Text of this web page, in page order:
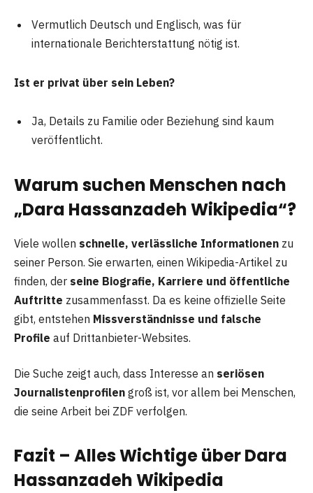
Vermutlich Deutsch und Englisch, was für
internationale Berichterstattung nötig ist.
Ist er privat über sein Leben?
Ja, Details zu Familie oder Beziehung sind kaum
veröffentlicht.
Warum suchen Menschen nach
„Dara Hassanzadeh Wikipedia“?
Viele wollen schnelle, verlässliche Informationen zu
seiner Person. Sie erwarten, einen Wikipedia-Artikel zu
finden, der seine Biografie, Karriere und öffentliche
Auftritte zusammenfasst. Da es keine offizielle Seite
gibt, entstehen Missverständnisse und falsche
Profile auf Drittanbieter-Websites.
Die Suche zeigt auch, dass Interesse an seriösen
Journalistenprofilen groß ist, vor allem bei Menschen,
die seine Arbeit bei ZDF verfolgen.
Fazit – Alles Wichtige über Dara
Hassanzadeh Wikipedia